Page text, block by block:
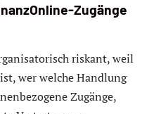
Zugänge
riskant, weil
wer welche Handlung
Zugänge,